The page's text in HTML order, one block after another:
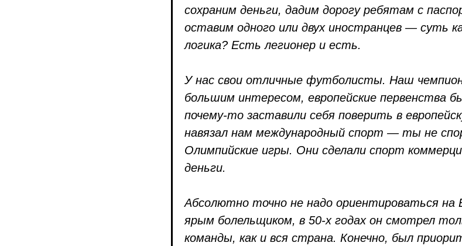
сохраним деньги, дадим дорогу ребятам с
оставим одного или двух иностранцев — суть
логика? Есть легионер и есть.
У нас свои отличные футболисты. Наш
большим интересом, европейские первенства
почему‑то заставили себя поверить в
навязал нам международный спорт — ты не
Олимпийские игры. Они сделали спорт
деньги.
Абсолютно точно не надо ориентироваться на
ярым болельщиком, в 50‑х годах он смотрел
команды, как и вся страна. Конечно, был